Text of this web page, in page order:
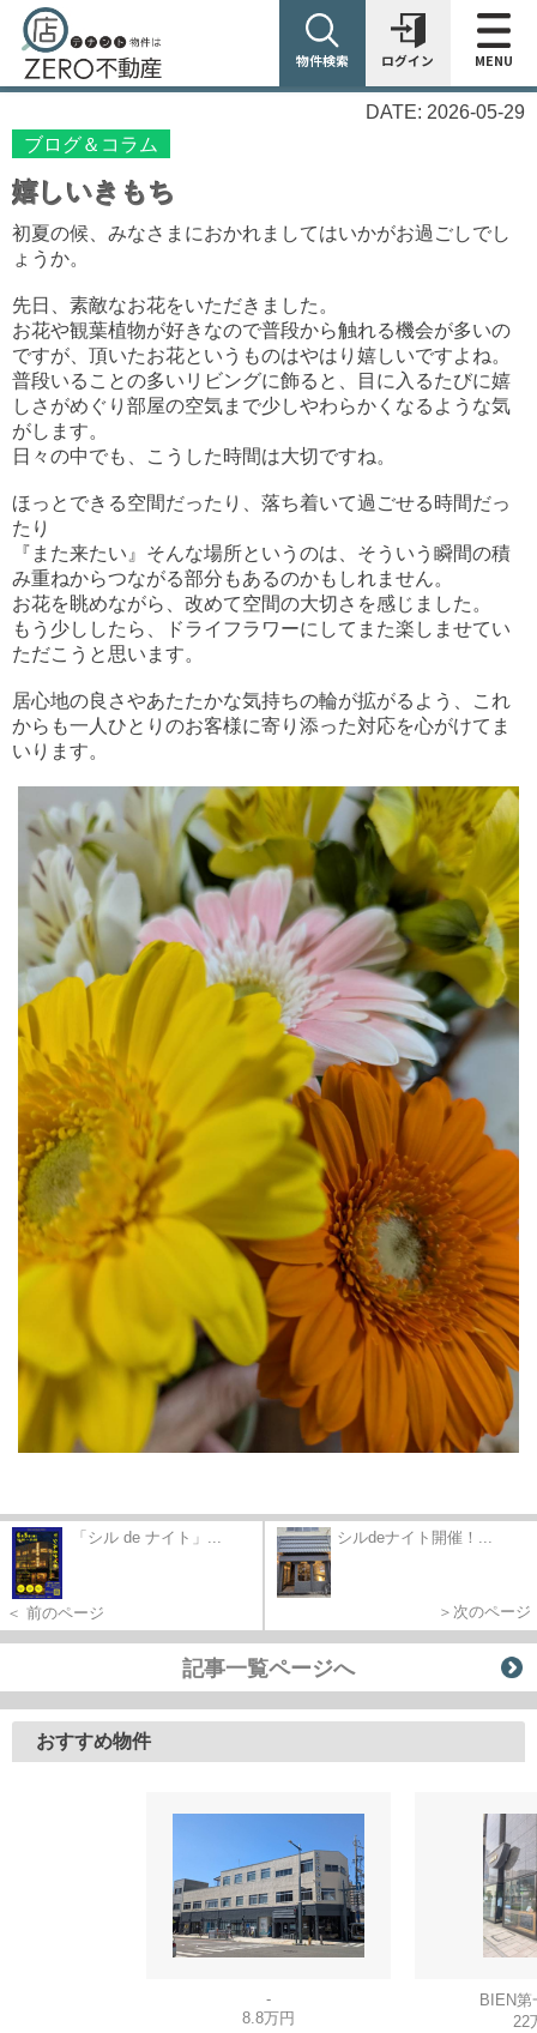
物件検索 ログイン MENU
DATE: 2026-05-29
ブログ＆コラム
嬉しいきもち
初夏の候、みなさまにおかれましてはいかがお過ごしでし
ょうか。
先日、素敵なお花をいただきました。
お花や観葉植物が好きなので普段から触れる機会が多いの
ですが、頂いたお花というものはやはり嬉しいですよね。
普段いることの多いリビングに飾ると、目に入るたびに嬉
しさがめぐり部屋の空気まで少しやわらかくなるような気
がします。
日々の中でも、こうした時間は大切ですね。
ほっとできる空間だったり、落ち着いて過ごせる時間だっ
たり
『また来たい』そんな場所というのは、そういう瞬間の積
み重ねからつながる部分もあるのかもしれません。
お花を眺めながら、改めて空間の大切さを感じました。
もう少ししたら、ドライフラワーにしてまた楽しませてい
ただこうと思います。
居心地の良さやあたたかな気持ちの輪が拡がるよう、これ
からも一人ひとりのお客様に寄り添った対応を心がけてま
いります。
「シル de ナイト」...
＜ 前のページ
シルdeナイト開催！...
＞次のページ
記事一覧ページへ
おすすめ物件
-
8.8万円
BIEN
22